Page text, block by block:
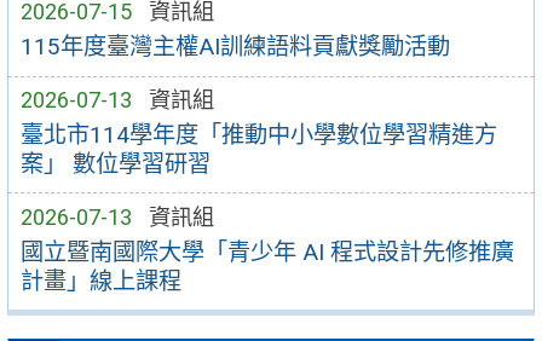
2026-07-15 資訊組
115年度臺灣主權AI訓練語料貢獻獎勵活動
2026-07-13 資訊組
臺北市114學年度「推動中小學數位學習精進方
案」 數位學習研習
2026-07-13 資訊組
國立暨南國際大學「青少年 AI 程式設計先修推廣
計畫」線上課程